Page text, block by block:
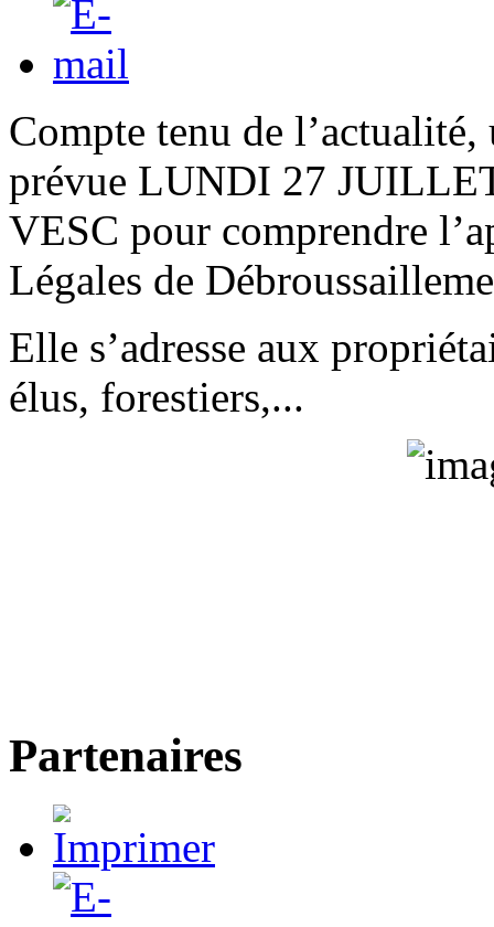
Compte tenu de
prévue LUNDI 27
VESC pour comprendre
Légales de
Elle s’adresse aux
élus, forestiers,...
Partenaires